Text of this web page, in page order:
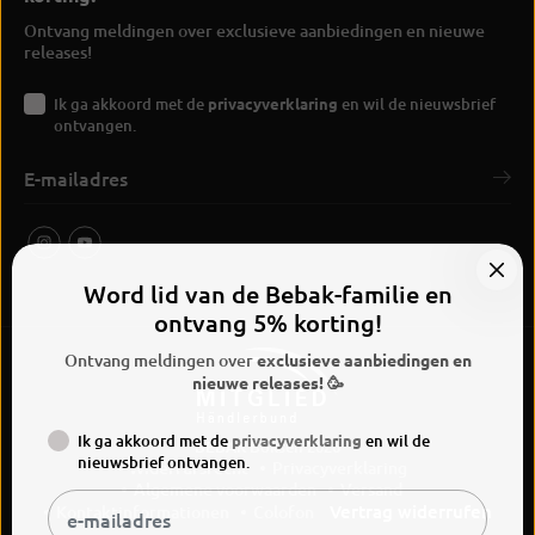
Ontvang meldingen over exclusieve aanbiedingen en nieuwe
releases!
Ik ga akkoord met de privacyverklaring en wil de nieuwsbrief
ontvangen.
BEBAK Boksen 2026
Widerrufsrecht
Algemene voorwaarden
Versand
Kontaktinformationen
Vertrag widerrufen
Word lid van de Bebak-familie en
ontvang 5% korting!
Ontvang meldingen overexclusieve aanbiedingen en
nieuwe releases! 🥳
Ik ga akkoord met de privacyverklaring en wil de
nieuwsbrief ontvangen.